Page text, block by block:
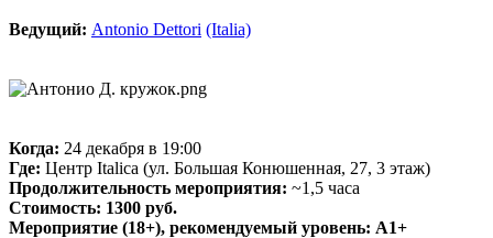
Ведущий: Antonio Dettori (Italia)
Когда: 24 декабря в 19:00
Где: Центр Italica (ул. Большая Конюшенная, 27, 3 этаж)
Продолжительность мероприятия: ~1,5 часа
Стоимость: 1300 руб.
Мероприятие (18+), рекомендуемый уровень: А1+